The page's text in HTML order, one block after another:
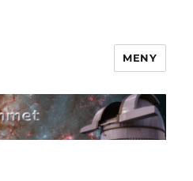
MENY